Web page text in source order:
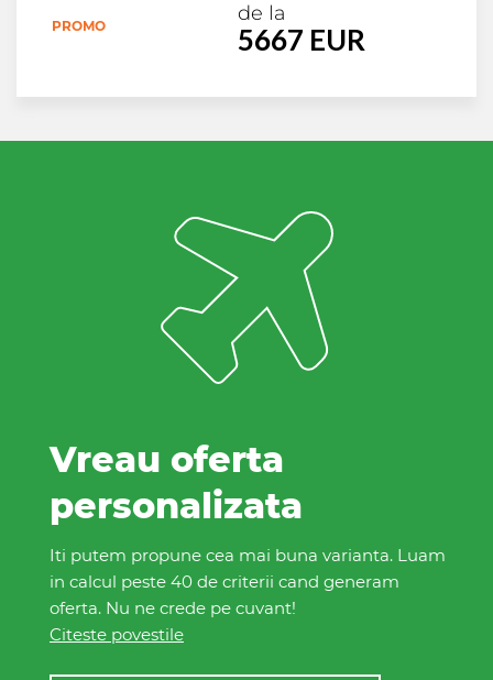
PROMO
de la
5667 EUR
Vreau oferta
personalizata
Iti putem propune cea mai buna varianta. Luam
in calcul peste 40 de criterii cand generam
oferta. Nu ne crede pe cuvant!
Citeste povestile